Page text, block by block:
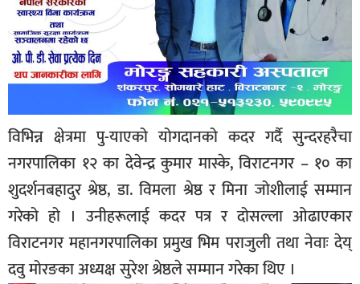
विभिन्न क्षेत्रमा पु-याएको योगदानको कदर गर्दै सुन्दरहरैचा
नगरपालिका १२ का देवेन्द्र कुमार मास्के, विराटनगर – १० का
शुदर्शनबहादुर श्रेष्ठ, डा. विमला श्रेष्ठ र मिना जोशीलाई सम्मान
गरेको हो । उनीहरूलाई कदर पत्र र दोसल्ला ओढाएकार
विराटनगर महानगरपालिका प्रमुख भिम पराजुली तथा नेवाः देय्
दवु मोरङका अध्यक्ष सुरेश श्रेष्ठले सम्मान गरेका थिए ।